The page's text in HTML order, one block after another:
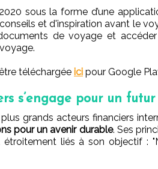
sous la forme d’une
et d'inspiration avant le
de voyage et
téléchargée ici pour Google
s’engage pour un futur
grands acteurs financiers
pour un avenir durable. Ses
étroitement liés à son objectif :